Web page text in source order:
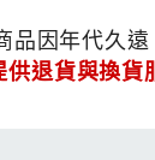
品因年代久
供退貨與換貨